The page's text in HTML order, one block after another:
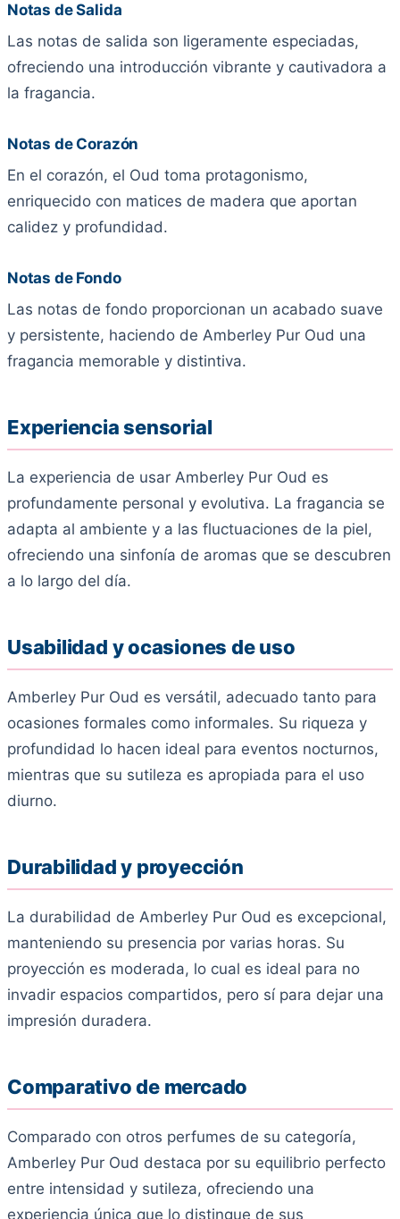
Notas de Salida
Las notas de salida son ligeramente especiadas,
ofreciendo una introducción vibrante y cautivadora a
la fragancia.
Notas de Corazón
En el corazón, el Oud toma protagonismo,
enriquecido con matices de madera que aportan
calidez y profundidad.
Notas de Fondo
Las notas de fondo proporcionan un acabado suave
y persistente, haciendo de Amberley Pur Oud una
fragancia memorable y distintiva.
Experiencia sensorial
La experiencia de usar Amberley Pur Oud es
profundamente personal y evolutiva. La fragancia se
adapta al ambiente y a las fluctuaciones de la piel,
ofreciendo una sinfonía de aromas que se descubren
a lo largo del día.
Usabilidad y ocasiones de uso
Amberley Pur Oud es versátil, adecuado tanto para
ocasiones formales como informales. Su riqueza y
profundidad lo hacen ideal para eventos nocturnos,
mientras que su sutileza es apropiada para el uso
diurno.
Durabilidad y proyección
La durabilidad de Amberley Pur Oud es excepcional,
manteniendo su presencia por varias horas. Su
proyección es moderada, lo cual es ideal para no
invadir espacios compartidos, pero sí para dejar una
impresión duradera.
Comparativo de mercado
Comparado con otros perfumes de su categoría,
Amberley Pur Oud destaca por su equilibrio perfecto
entre intensidad y sutileza, ofreciendo una
experiencia única que lo distingue de sus